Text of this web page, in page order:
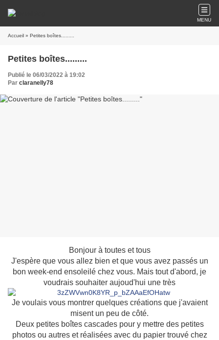
MENU
Accueil » Petites boîtes.........
Petites boîtes.........
Publié le 06/03/2022 à 19:02
Par claranelly78
Bonjour à toutes et tous
J'espère que vous allez bien et que vous avez passés un
bon week-end ensoleilé chez vous. Mais tout d'abord, je
voudrais souhaiter aujoud'hui une très
Je voulais vous montrer quelques créations que j'avaient
misent un peu de côté.
Deux petites boîtes cascades pour y mettre des petites
photos ou autres et réalisées avec du papier trouvé chez